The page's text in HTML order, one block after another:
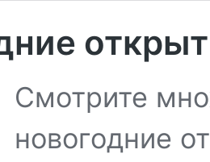
Смотрите
новогодние